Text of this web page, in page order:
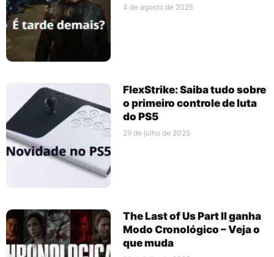
4 de agosto de 2025
FlexStrike: Saiba tudo sobre
o primeiro controle de luta
do PS5
29 de julho de 2025
The Last of Us Part II ganha
Modo Cronológico – Veja o
que muda